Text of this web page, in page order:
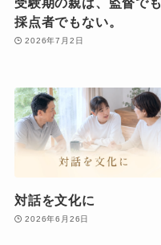
採点者でもない。
2026年7月2日
対話を文化に
2026年6月26日